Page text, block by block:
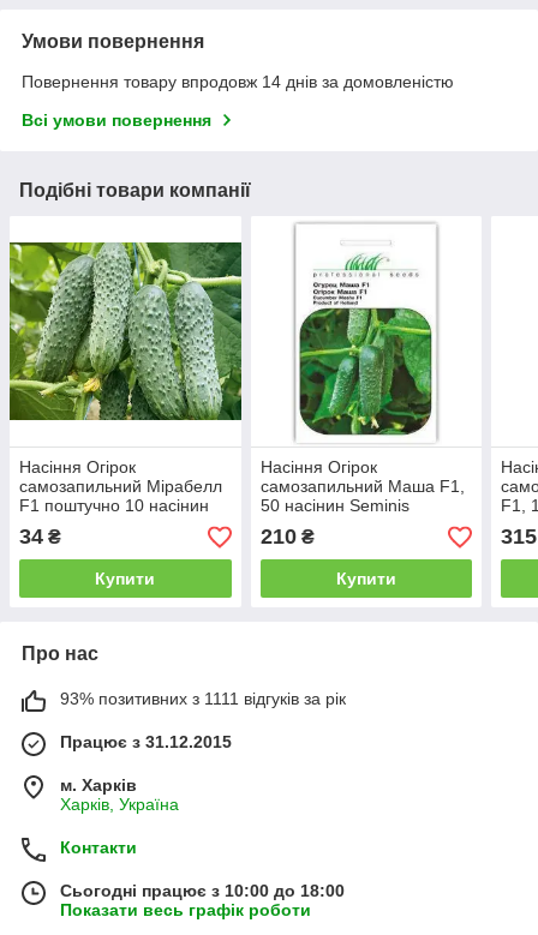
Умови повернення
Повернення товару впродовж 14 днів за домовленістю
Всі умови повернення
Подібні товари компанії
Насіння Огірок
самозапильний Мірабелл
F1 поштучно 10 насінин
Seminis
34 ₴
Купити
Насіння Огірок
самозапильний Маша F1,
50 насінин Seminis
210₴
Купити
F1,
315
Про нас
93% позитивних з 1111 відгуків за рік
Працює з 31.12.2015
м. Харків
Харків, Україна
Контакти
Сьогодні працює з 10:00 до 18:00
Показати весь графік роботи